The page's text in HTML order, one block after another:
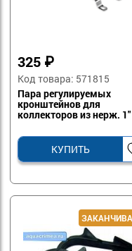
325 ₽
Код товара: 571815
Пара регулируемых
кронштейнов для
коллекторов из нерж. 1"
КУПИТЬ